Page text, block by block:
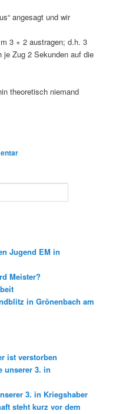
angesagt und wir
3 + 2 austragen; d.h. 3
je Zug 2 Sekunden auf die
theoretisch niemand
Jugend EM in
Meister?
in Grönenbach am
ist verstorben
unserer 3. in
3. in Kriegshaber
steht kurz vor dem